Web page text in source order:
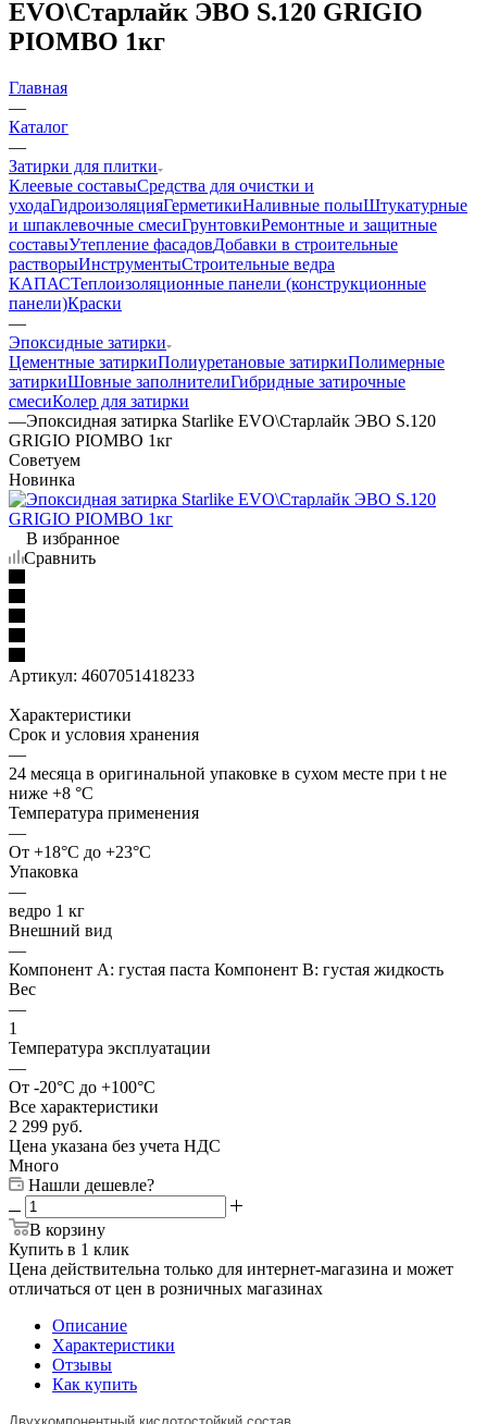
EVO\Старлайк ЭВО S.120 GRIGIO
PIOMBO 1кг
Главная
—
Каталог
—
Затирки для плитки
Клеевые составыСредства для очистки и
уходаГидроизоляцияГерметикиНаливные полыШтукатурные
и шпаклевочные смесиГрунтовкиРемонтные и защитные
составыУтепление фасадовДобавки в строительные
растворыИнструментыСтроительные ведра
КАПАСТеплоизоляционные панели (конструкционные
панели)Краски
—
Эпоксидные затирки
Цементные затиркиПолиуретановые затиркиПолимерные
затиркиШовные заполнителиГибридные затирочные
смесиКолер для затирки
—Эпоксидная затирка Starlike EVO\Старлайк ЭВО S.120
GRIGIO PIOMBO 1кг
Советуем
Новинка
В избранное
Сравнить
Артикул: 4607051418233
Характеристики
Срок и условия хранения
—
24 месяца в оригинальной упаковке в сухом месте при t не
ниже +8 °C
Температура применения
—
От +18°C до +23°C
Упаковка
—
ведро 1 кг
Внешний вид
—
Компонент А: густая паста Компонент В: густая жидкость
Вес
—
1
Температура эксплуатации
—
От -20°C до +100°C
Все характеристики
2 299 руб.
Цена указана без учета НДС
Много
Нашли дешевле?
В корзину
Купить в 1 клик
Цена действительна только для интернет-магазина и может
отличаться от цен в розничных магазинах
Описание
Характеристики
Отзывы
Как купить